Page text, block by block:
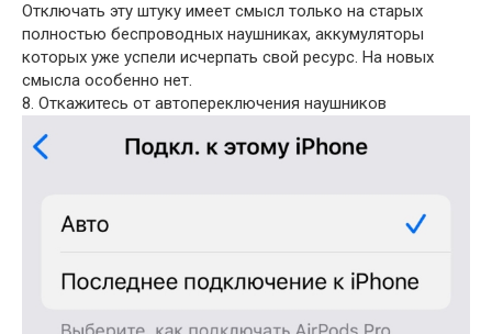
Отключать эту штуку имеет смысл только на старых
полностью беспроводных наушниках, аккумуляторы
которых уже успели исчерпать свой ресурс. На новых
смысла особенно нет.
8. Откажитесь от автопереключения наушников